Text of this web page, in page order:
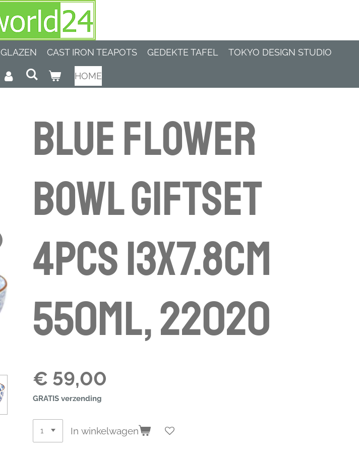
GLAZEN CAST IRON TEAPOTS GEDEKTE TAFEL TOKYO DESIGN STUDIO
HOME
Blue Flower
Bowl Giftset
4pcs 13x7.8cm
550ml, 22020
€ 59,00
GRATIS verzending
In winkelwagen